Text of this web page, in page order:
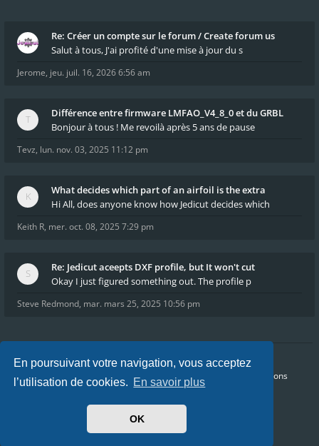
En poursuivant votre navigation, vous acceptez
l’utilisation de cookies. En savoir plus
OK
Re: Créer un compte sur le forum / Create forum us
Salut à tous, J'ai profité d'une mise à jour du s
Jerome, jeu. juil. 16, 2026 6:56 am
Différence entre firmware LMFAO_V4_8_0 et du GRBL
Bonjour à tous ! Me revoilà après 5 ans de pause
Tevz, lun. nov. 03, 2025 11:12 pm
What decides which part of an airfoil is the extra
Hi All, does anyone know how Jedicut decides which
Keith R, mer. oct. 08, 2025 7:29 pm
Re: Jedicut aceepts DXF profile, but It won't cut
Okay I just figured something out. The profile p
Steve Redmond, mar. mars 25, 2025 10:56 pm
Accueil Index du forum Confidentialité
Conditions
Nous sommes le ven. août 07, 2026 8:22 pm